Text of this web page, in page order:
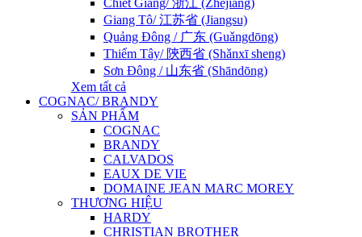
Chiết Giang/ 浙江 (Zhejiang)
Giang Tô/ 江苏省 (Jiangsu)
Quảng Đông / 广东 (Guǎngdōng)
Thiểm Tây/ 陝西省 (Shǎnxī sheng)
Sơn Đông / 山东省 (Shāndōng)
Xem tất cả
COGNAC/ BRANDY
SẢN PHẨM
COGNAC
BRANDY
CALVADOS
EAUX DE VIE
DOMAINE JEAN MARC MOREY
THƯƠNG HIỆU
HARDY
CHRISTIAN BROTHER